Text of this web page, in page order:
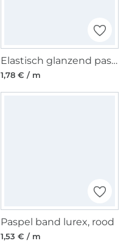
Elastisch glanzend paspelband, lichtgroen 10 mm
1,78 € / m
Paspel band lurex, rood
1,53 € / m